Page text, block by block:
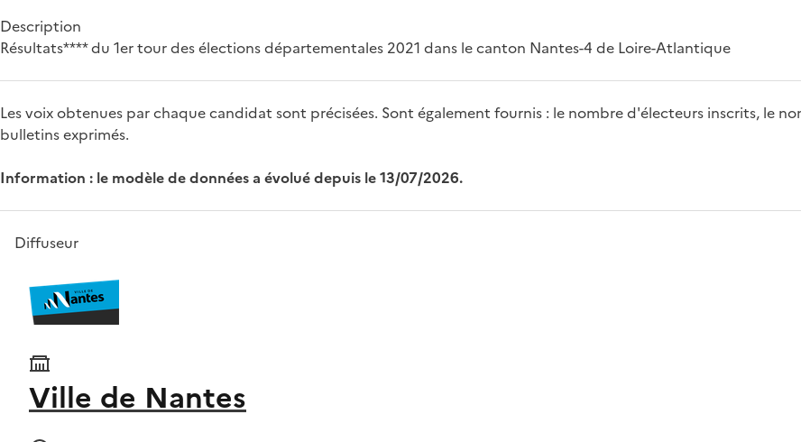
Description
Résultats**** du 1er tour des élections départementales 2021 dans le canton Nantes-4 de Loire-Atlantique
Les voix obtenues par chaque candidat sont précisées. Sont également fournis : le nombre d'électeurs inscrits, le
bulletins exprimés.
Information : le modèle de données a évolué depuis le 13/07/2026.
Diffuseur
Ville de Nantes